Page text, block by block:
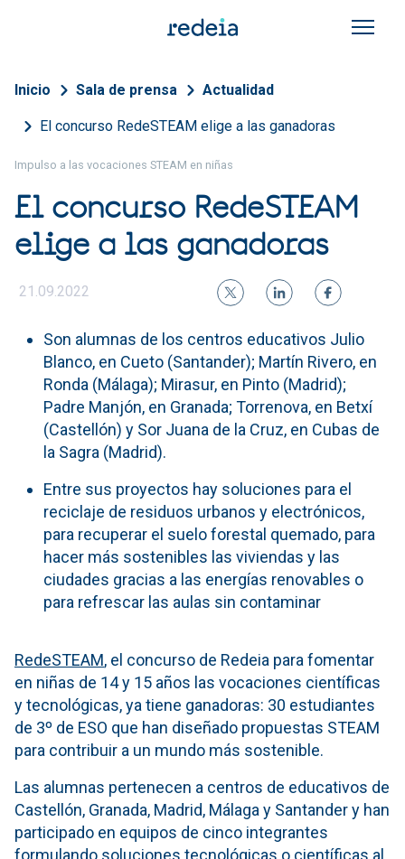
Sobrescribir enlaces de
Inicio Sala de prensa Actualidad
El concurso RedeSTEAM elige a las ganadoras
Impulso a las vocaciones STEAM en niñas
El concurso RedeSTEAM
elige a las ganadoras
21.09.2022
Son alumnas de los centros educativos Julio
Blanco, en Cueto (Santander); Martín Rivero, en
Ronda (Málaga); Mirasur, en Pinto (Madrid);
Padre Manjón, en Granada; Torrenova, en Betxí
(Castellón) y Sor Juana de la Cruz, en Cubas de
la Sagra (Madrid).
Entre sus proyectos hay soluciones para el
reciclaje de residuos urbanos y electrónicos,
para recuperar el suelo forestal quemado, para
hacer más sostenibles las viviendas y las
ciudades gracias a las energías renovables o
para refrescar las aulas sin contaminar
RedeSTEAM, el concurso de Redeia para fomentar
en niñas de 14 y 15 años las vocaciones científicas
y tecnológicas, ya tiene ganadoras: 30 estudiantes
de 3º de ESO que han diseñado propuestas STEAM
para contribuir a un mundo más sostenible.
Las alumnas pertenecen a centros de educativos de
Castellón, Granada, Madrid, Málaga y Santander y han
participado en equipos de cinco integrantes
formulando soluciones tecnológicas o científicas al